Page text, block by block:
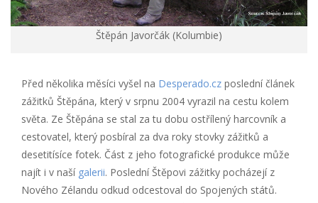
Štěpán Javorčák (Kolumbie)
Před několika měsíci vyšel na Desperado.cz poslední článek
zážitků Štěpána, který v srpnu 2004 vyrazil na cestu kolem
světa. Ze Štěpána se stal za tu dobu ostřílený harcovník a
cestovatel, který posbíral za dva roky stovky zážitků a
desetitísíce fotek. Část z jeho fotografické produkce může
najít i v naší galerii. Poslední Štěpovi zážitky pocházejí z
Nového Zélandu odkud odcestoval do Spojených států.